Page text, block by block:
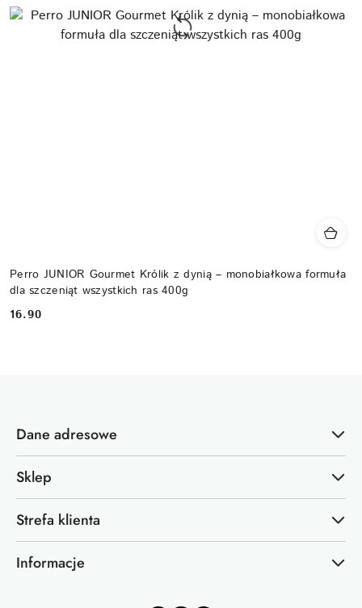
Perro JUNIOR Gourmet Królik z dynią – monobiałkowa formuła
dla szczeniąt wszystkich ras 400g
Cena:
16.90
Dane adresowe
Sklep
Strefa klienta
Informacje